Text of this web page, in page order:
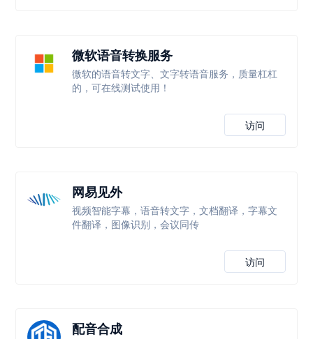
微软语音转换服务
微软的语音转文字、文字转语音服务，质量杠杠
的，可在线测试使用！
访问
网易见外
视频智能字幕，语音转文字，文档翻译，字幕文
件翻译，图像识别，会议同传
访问
配音合成